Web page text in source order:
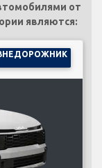
от
являются: